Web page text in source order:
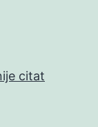
citat